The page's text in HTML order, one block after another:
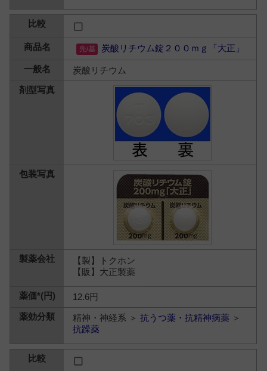
炭酸リチウム錠２００ｍｇ「大正」
炭酸リチウム
【製】トクホン
【販】大正製薬
12.6円
精神・神経系 ＞抗うつ薬・抗精神病薬 ＞
抗躁薬